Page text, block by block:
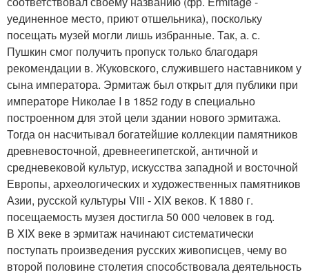
уединенное место, приют отшельника), поскольку
посещать музей могли лишь избранные. Так, а. с.
Пушкин смог получить пропуск только благодаря
рекомендации в. Жуковского, служившего наставником у
сына императора. Эрмитаж был открыт для публики при
императоре Николае I в 1852 году в специально
построенном для этой цели здании нового эрмитажа.
Тогда он насчитывал богатейшие коллекции памятников
древневосточной, древнеегипетской, античной и
средневековой культур, искусства западной и восточной
Европы, археологических и художественных памятников
Азии, русской культуры Viii - XIX веков. К 1880 г.
посещаемость музея достигла 50 000 человек в год.
В XIX веке в эрмитаж начинают систематически
поступать произведения русских живописцев, чему во
второй половине столетия способствовала деятельность